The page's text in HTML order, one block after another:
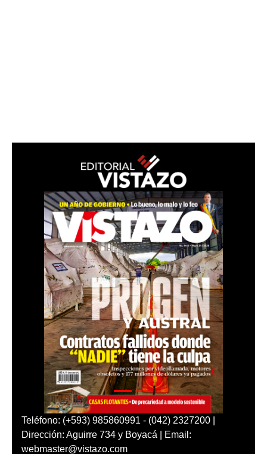
Teléfono: (+593) 985860991 - (042) 2327200 |
Dirección: Aguirre 734 y Boyacá | Email:
webmaster@vistazo.com